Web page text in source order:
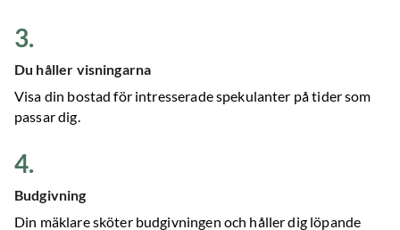
3.
Du håller visningarna
Visa din bostad för intresserade spekulanter på tider som
passar dig.
4.
Budgivning
Din mäklare sköter budgivningen och håller dig löpande